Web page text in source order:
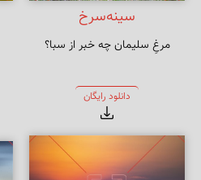
سینه‌سرخ
مرغِ سلیمان چه خبر از سبا؟
دانلود رایگان